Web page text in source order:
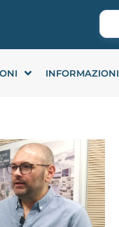
INFORMAZIONI